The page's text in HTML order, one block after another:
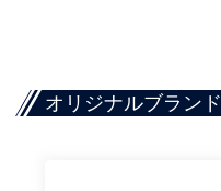
オリジナルブランド